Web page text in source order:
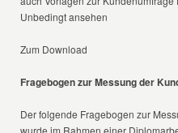
Unbedingt ansehen
Zum Download
Fragebogen zur Messung der
Der folgende Fragebogen zur
wurde im Rahmen einer